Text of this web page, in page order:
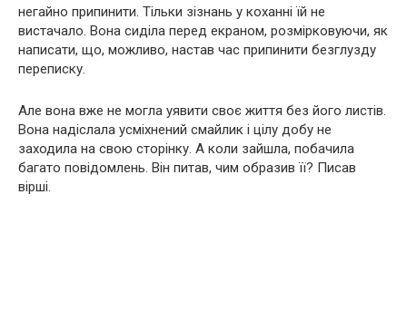
негайно припинити. Тільки зізнань у коханні їй не
вистачало. Вона сиділа перед екраном, розмірковуючи, як
написати, що, можливо, настав час припинити безглузду
переписку.
Але вона вже не могла уявити своє життя без його листів.
Вона надіслала усміхнений смайлик і цілу добу не
заходила на свою сторінку. А коли зайшла, побачила
багато повідомлень. Він питав, чим образив її? Писав
вірші.